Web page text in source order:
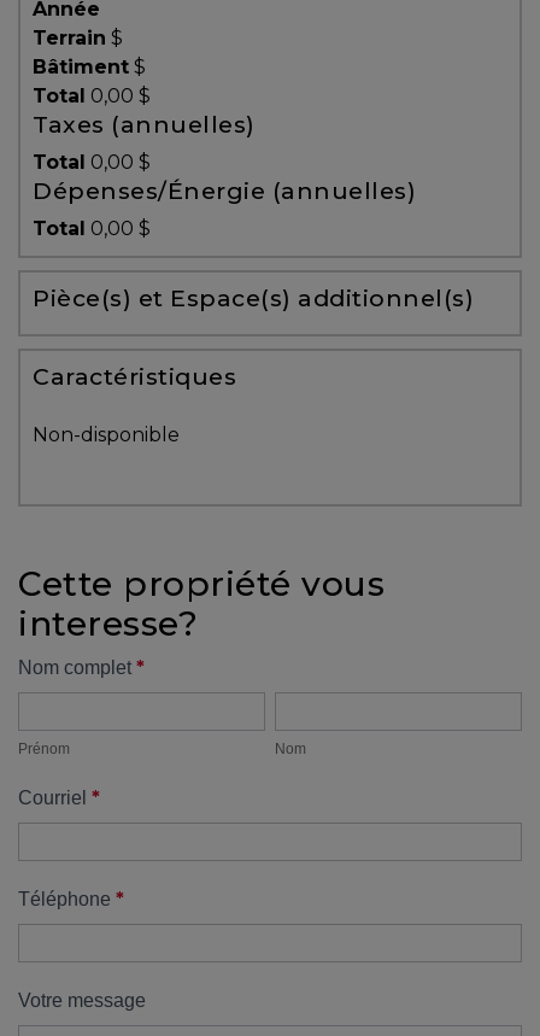
Blogue
ACHAT
Alerte
immobilière
Avec
un
courtier
vous
protégé!
outils
pour
financement
propriétaire
UNE
DÉCISION
!
de
démarrage
:
Année
Terrain $
Bâtiment $
Total 0,00 $
Taxes (annuelles)
Total 0,00 $
Dépenses/Énergie (annuelles)
Total 0,00 $
Pièce(s) et Espace(s) additionnel(s)
Caractéristiques
Non-disponible
Cette propriété vous
interesse?
Formulaire
Nom complet *
Prénom Nom
Courriel *
Téléphone *
Votre message